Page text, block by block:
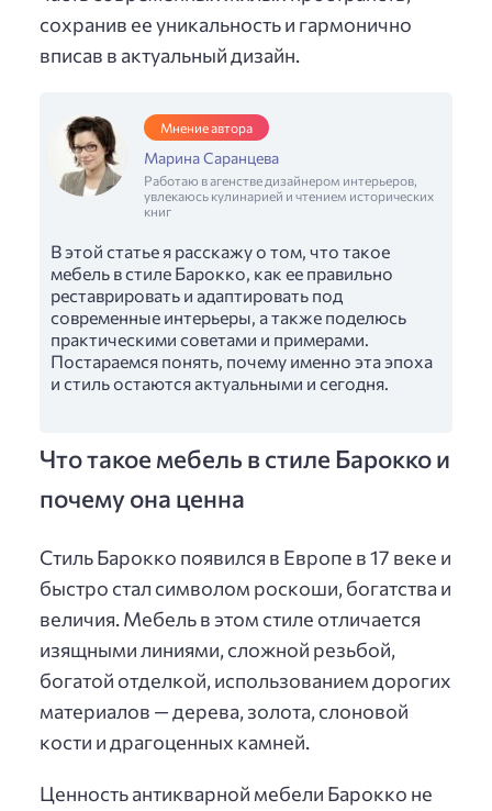
сохранив ее уникальность и гармонично
вписав в актуальный дизайн.
Мнение автора
Марина Саранцева
Работаю в агенстве дизайнером интерьеров,
увлекаюсь кулинарией и чтением исторических
книг
В этой статье я расскажу о том, что такое
мебель в стиле Барокко, как ее правильно
реставрировать и адаптировать под
современные интерьеры, а также поделюсь
практическими советами и примерами.
Постараемся понять, почему именно эта эпоха
и стиль остаются актуальными и сегодня.
Что такое мебель в стиле Барокко и
почему она ценна
Стиль Барокко появился в Европе в 17 веке и
быстро стал символом роскоши, богатства и
величия. Мебель в этом стиле отличается
изящными линиями, сложной резьбой,
богатой отделкой, использованием дорогих
материалов — дерева, золота, слоновой
кости и драгоценных камней.
Ценность антикварной мебели Барокко не